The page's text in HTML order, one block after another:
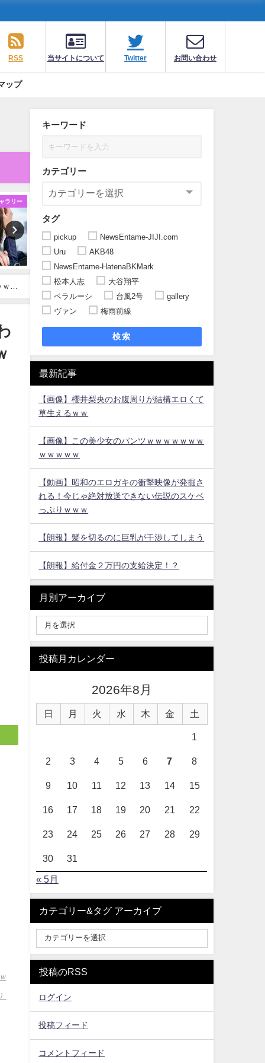
RSS 当サイトについて Twitter お問い合わせ
ップ
ラリー
ｗ
キーワード
カテゴリー
タグ
pickup
NewsEntame-JIJI.com
Uru
AKB48
NewsEntame-HatenaBKMark
松本人志
大谷翔平
ベラルーシ
台風2号
gallery
ヴァン
梅雨前線
検索
最新記事
【画像】櫻井梨央のお腹周りが結構エロくて
草生えるｗｗ
【画像】この美少女のパンツｗｗｗｗｗｗｗ
ｗｗｗｗｗ
【動画】昭和のエロガキの衝撃映像が発掘さ
れる！今じゃ絶対放送できない伝説のスケベ
っぷりｗｗｗ
【朗報】髪を切るのに巨乳が干渉してしまう
【朗報】給付金２万円の支給決定！？
月別アーカイブ
投稿月カレンダー
2026年8月
日 月 火 水 木 金 土
1
2 3 4 5 6 7 8
9 10 11 12 13 14 15
16 17 18 19 20 21 22
23 24 25 26 27 28 29
30 31
« 5月
カテゴリー&タグ アーカイブ
投稿のRSS
ログイン
投稿フィード
コメントフィード